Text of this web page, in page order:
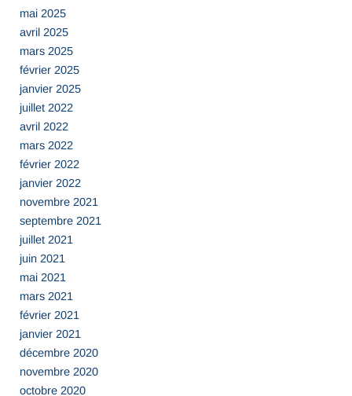
mai 2025
avril 2025
mars 2025
février 2025
janvier 2025
juillet 2022
avril 2022
mars 2022
février 2022
janvier 2022
novembre 2021
septembre 2021
juillet 2021
juin 2021
mai 2021
mars 2021
février 2021
janvier 2021
décembre 2020
novembre 2020
octobre 2020